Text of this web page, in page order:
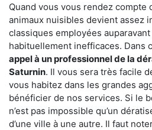
Quand vous vous rendez compte
animaux nuisibles devient assez
classiques employées
habituellement inefficaces. Dans
appel à un professionnel de la
Saturnin. Il vous sera très facile
vous habitez dans les grandes
bénéficier de nos services. Si le
n’est pas impossible qu’un
d’une ville à une autre. Il faut